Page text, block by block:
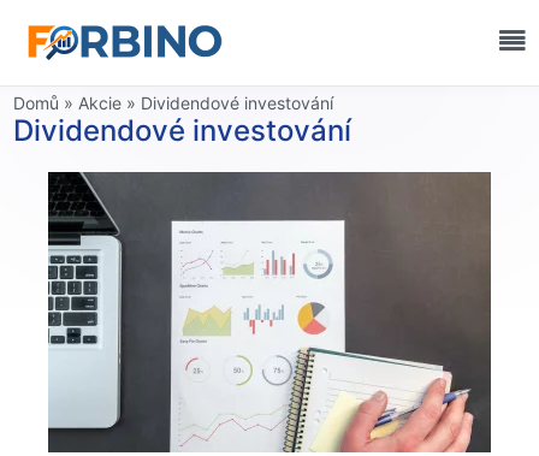
Domů » Akcie » Dividendové investování
Dividendové investování